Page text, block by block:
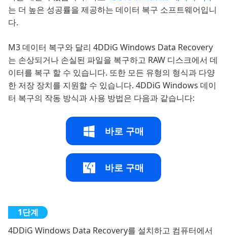
는 더 높은 성공률을 제공하는 데이터 복구 소프트웨어입니
다.
M3 데이터 복구와 달리 4DDiG Windows Data Recovery
는 손상되거나 손실된 파일을 복구하고 RAW 디스크에서 데
이터를 복구 할 수 있습니다. 또한 모든 유형의 형식과 다양
한 저장 장치를 지원할 수 있습니다. 4DDiG Windows 데이
터 복구의 작동 방식과 사용 방법은 다음과 같습니다:
바로 구매
바로 구매
4DDiG Windows Data Recovery를 설치하고 컴퓨터에서